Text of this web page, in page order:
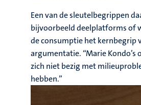
Een van de sleutelbegrippen
bijvoorbeeld deelplatforms of
de consumptie het kernbegrip
argumentatie. “Marie
zich niet bezig met
hebben.”